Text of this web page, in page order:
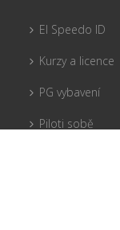
El Speedo ID
Kurzy a licence
PG vybavení
Piloti sobě